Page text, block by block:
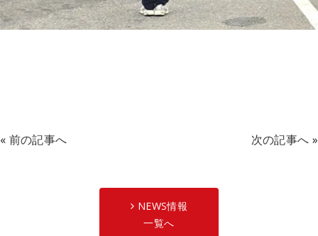
« 前の記事へ
NEWS情報
一覧へ
次の記事へ »